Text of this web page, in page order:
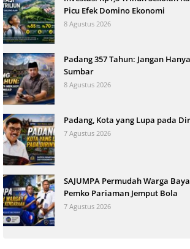
Picu Efek Domino Ekonomi
8 Agustus 2026
Padang 357 Tahun: Jangan
Sumbar
8 Agustus 2026
Padang, Kota yang Lupa pada
7 Agustus 2026
SAJUMPA Permudah Warga
Pemko Pariaman Jemput Bola
7 Agustus 2026